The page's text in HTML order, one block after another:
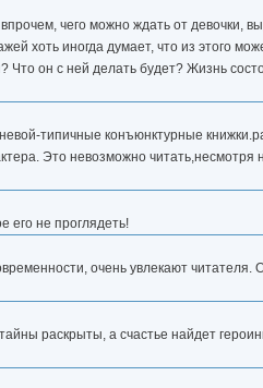
чего можно ждать от девочки,
хоть иногда думает, что из этого
он с ней делать будет? Жизнь
типичные конъюнктурные
Это невозможно читать,несмотря
его не проглядеть!
очень увлекают читателя.
раскрыты, а счастье найдет